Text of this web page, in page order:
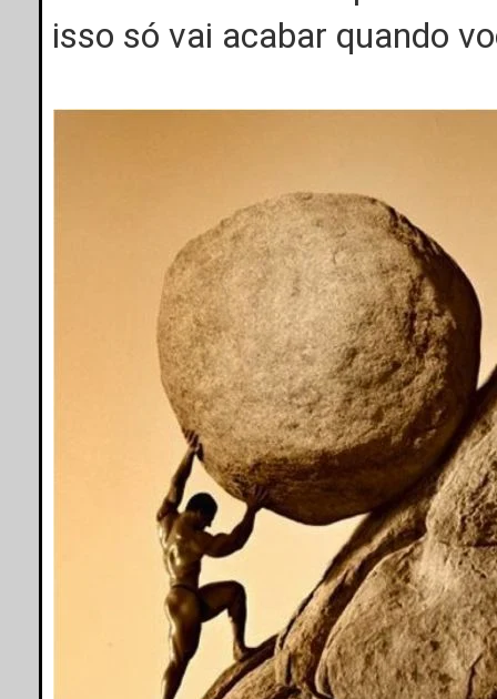
isso só vai acabar quando